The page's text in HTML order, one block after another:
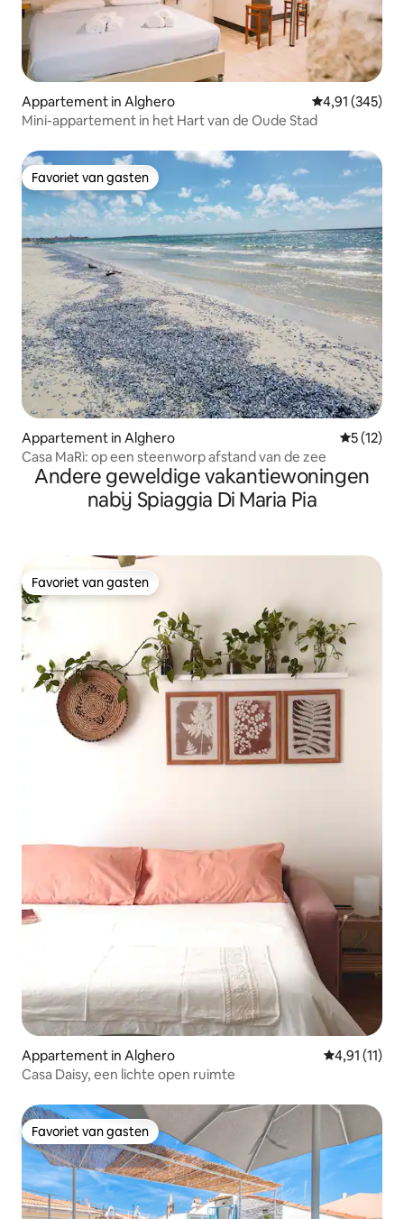
Appartement in Alghero Gemiddelde
4,91 (345)
Mini-appartement in het Hart van de Oude Stad
Favoriet van gasten
Favoriet van gasten
Appartement in Alghero
5 (12)
Casa MaRì: op een steenworp afstand van de zee
Andere geweldige vakantiewoningen
nabij Spiaggia Di Maria Pia
Favoriet van gasten
Favoriet van gasten
Appartement in Alghero Gemiddelde
4,91 (11)
Casa Daisy, een lichte open ruimte
Favoriet van gasten
Favoriet van gasten